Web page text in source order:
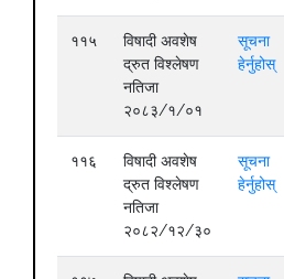
११५
विषादी अवशेष
द्रुत विश्लेषण
नतिजा
२०८३/१/०१
सूचना
हेर्नुहोस्
११६
विषादी अवशेष
द्रुत विश्लेषण
नतिजा
२०८२/१२/३०
सूचना
हेर्नुहोस्